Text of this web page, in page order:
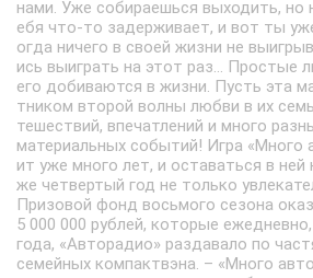
нами. Уже собираешься выходить, но
ебя что-то задерживает, и вот ты
огда ничего в своей жизни не
ись выиграть на этот раз… Простые
его добиваются в жизни. Пусть эта
тником второй волны любви в их
тешествий, впечатлений и много
материальных событий! Игра «Много
ит уже много лет, и оставаться в ней
же четвертый год не только
Призовой фонд восьмого сезона
5 000 000 рублей, которые
года, «Авторадио» раздавало по
семейных компактвэна. – «Много